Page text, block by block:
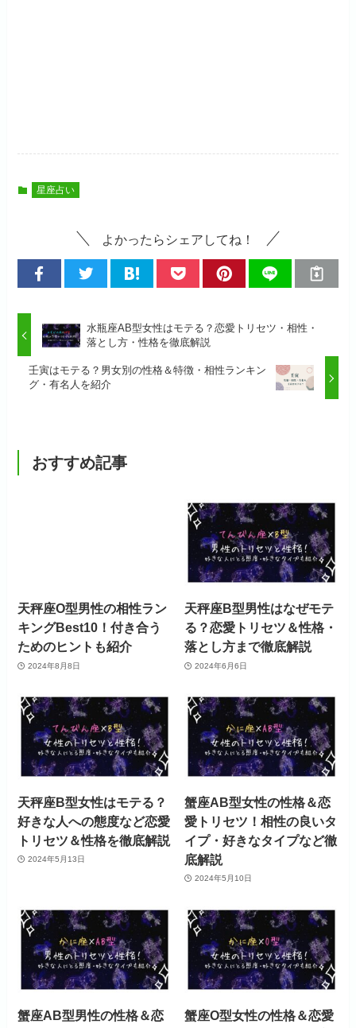
星座占い
よかったらシェアしてね！
水瓶座AB型女性はモテる？恋愛トリセツ・相性・
落とし方・性格を徹底解説
壬寅はモテる？男女別の性格＆特徴・相性ランキン
グ・有名人を紹介
おすすめ記事
天秤座O型男性の相性ラン
キングBest10！付き合う
ためのヒントも紹介
2024年8月8日
天秤座B型男性はなぜモテ
る？恋愛トリセツ＆性格・
落とし方まで徹底解説
2024年6月6日
天秤座B型女性はモテる？
好きな人への態度など恋愛
トリセツ＆性格を徹底解説
2024年5月13日
蟹座AB型女性の性格＆恋
愛トリセツ！相性の良いタ
イプ・好きなタイプなど徹
底解説
2024年5月10日
蟹座AB型男性の性格＆恋
蟹座O型女性の性格＆恋愛